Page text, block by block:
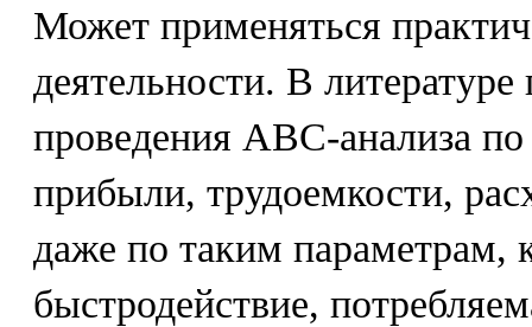
Может применяться
деятельности. В
проведения АВС-анализа по
прибыли, трудоемкости,
даже по таким параметрам,
быстродействие,